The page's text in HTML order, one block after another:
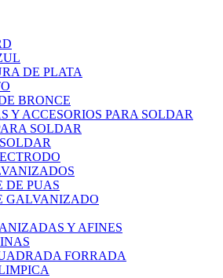
DE PLATA
BRONCE
Y ACCESORIOS PARA SOLDAR
SOLDAR
DE PUAS
GALVANIZADO
Y AFINES
FORRADA